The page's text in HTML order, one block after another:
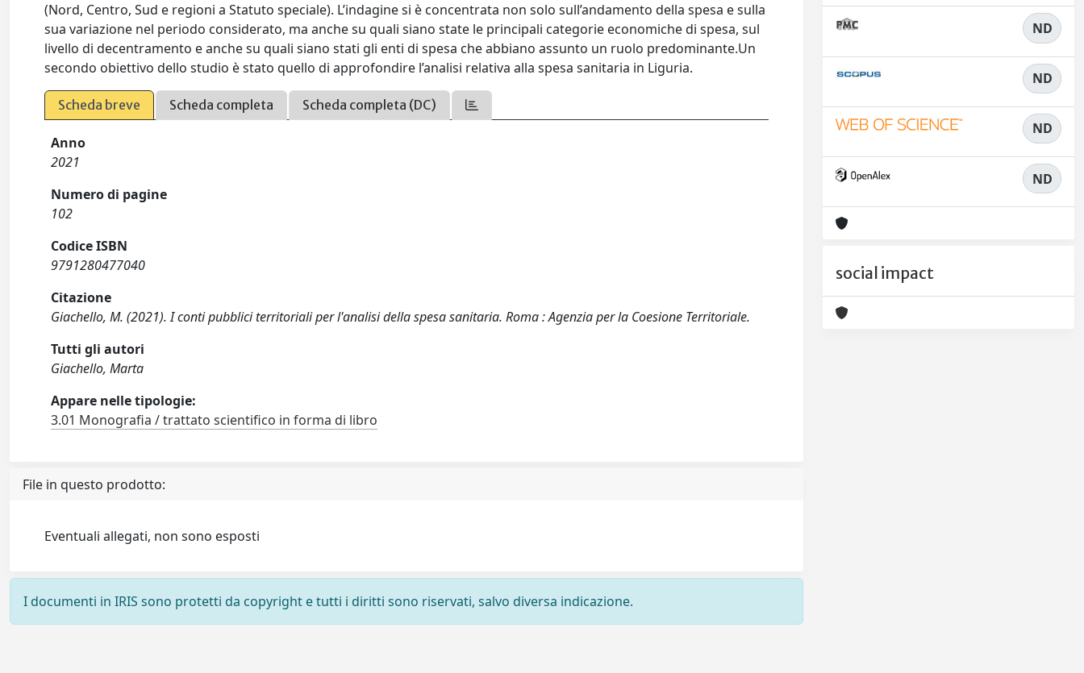
(Nord, Centro, Sud e regioni a Statuto speciale). L’indagine si è concentrata non solo sull’andamento della spesa e sulla
sua variazione nel periodo considerato, ma anche su quali siano state le principali categorie economiche di spesa, sul
livello di decentramento e anche su quali siano stati gli enti di spesa che abbiano assunto un ruolo predominante.Un
secondo obiettivo dello studio è stato quello di approfondire l’analisi relativa alla spesa sanitaria in Liguria.
Scheda breve Scheda completa Scheda completa (DC)
Anno
2021
Numero di pagine
102
Codice ISBN
9791280477040
Citazione
Giachello, M. (2021). I conti pubblici territoriali per l'analisi della spesa sanitaria. Roma : Agenzia per la Coesione Territoriale.
Tutti gli autori
Giachello, Marta
Appare nelle tipologie:
3.01 Monografia / trattato scientifico in forma di libro
File in questo prodotto:
Eventuali allegati, non sono esposti
I documenti in IRIS sono protetti da copyright e tutti i diritti sono riservati, salvo diversa indicazione.
ND
ND
ND
ND
social impact